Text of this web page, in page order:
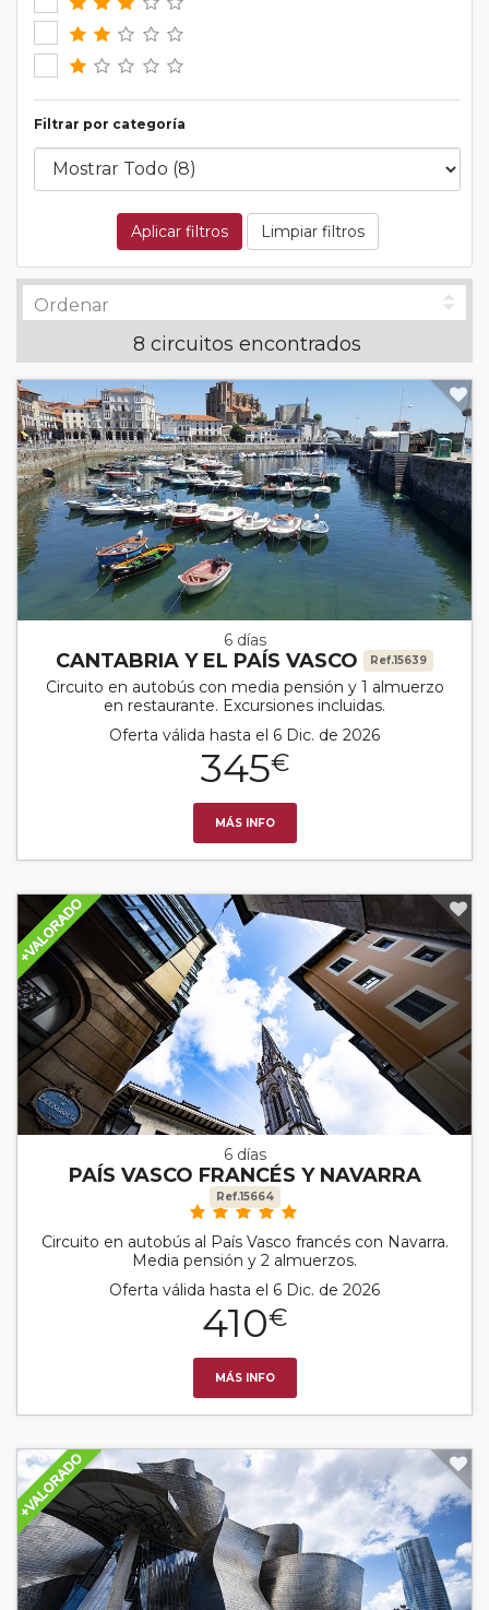
Filtrar por categoría
Aplicar filtros Limpiar filtros
8 circuitos encontrados
6 días
CANTABRIA Y EL PAÍS VASCO Ref.15639
Circuito en autobús con media pensión y 1 almuerzo
en restaurante. Excursiones incluidas.
Oferta válida hasta el 6 Dic. de 2026
345€
MÁS INFO
6 días
PAÍS VASCO FRANCÉS Y NAVARRA
Ref.15664
Circuito en autobús al País Vasco francés con Navarra.
Media pensión y 2 almuerzos.
Oferta válida hasta el 6 Dic. de 2026
410€
MÁS INFO